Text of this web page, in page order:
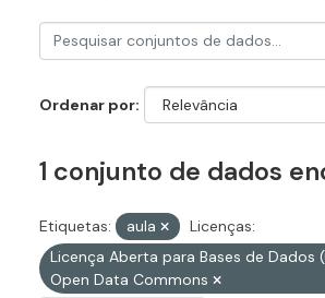
Ordenar por
1 conjunto de dados
Etiquetas: aula
Licenças:
Licença Aberta para Bases de Dados
Open Data Commons